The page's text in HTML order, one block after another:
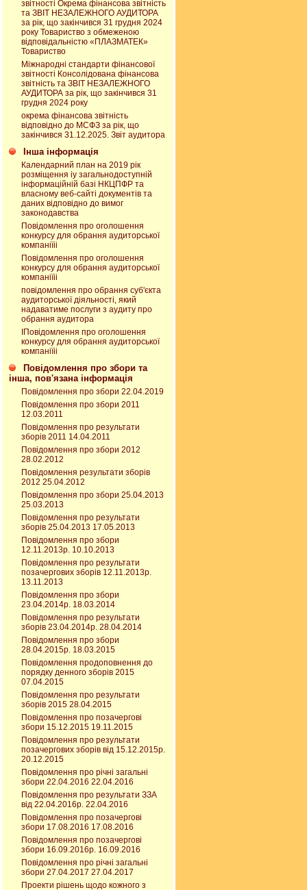
звітності Окрема фінансова звітність
та ЗВІТ НЕЗАЛЕЖНОГО АУДИТОРА
за рік, що закінчився 31 грудня 2024
року Товариство з обмеженою
відповідальністю «ПЛАЗМАТЕК»
Товариство
Міжнародні стандарти фінансової
звітності Консолідована фінансова
звітність та ЗВІТ НЕЗАЛЕЖНОГО
АУДИТОРА за рік, що закінчився 31
грудня 2024 року
окрема фінансова звітність
відповідно до МСФЗ за рік, що
закінчився 31.12.2025. Звіт аудитора
Інша інформація
Календарний план на 2019 рік
розміщення іу загальнодоступній
інформаційній базі НКЦПФР та
власному веб-сайті документів та
даних відповідно до вимог
законодавства
Повідомлення про оголошення
конкурсу для обрання аудиторської
компаніїіі
Повідомлення про оголошення
конкурсу для обрання аудиторської
компаніїіі
повідомлення про обрання суб'єкта
аудиторської діяльності, який
надаватиме послуги з аудиту про
обрання аудитора
ІПовідомлення про оголошення
конкурсу для обрання аудиторської
компаніїіі
Повідомлення про збори та
інша, пов'язана інформація
Повідомлення про збори 22.04.2019
Повідомлення про збори 2011
12.03.2011
Повідомлення про результати
зборів 2011 14.04.2011
Повідомлення про збори 2012
28.02.2012
Повідомлення результати зборів
2012 25.04.2012
Повідомлення про збори 25.04.2013
25.03.2013
Повідомлення про результати
зборів 25.04.2013 17.05.2013
Повідомлення про збори
12.11.2013р. 10.10.2013
Повідомлення про результати
позачергових зборів 12.11.2013р.
13.11.2013
Повідомлення про збори
23.04.2014р. 18.03.2014
Повідомлення про результати
зборів 23.04.2014р. 28.04.2014
Повідомлення про збори
28.04.2015р. 18.03.2015
Повідомлення продоповнення до
порядку денного зборів 2015
07.04.2015
Повідомлення про результати
зборів 2015 28.04.2015
Повідомлення про позачергові
збори 15.12.2015 19.11.2015
Повідомлення про результати
позачергових зборів від 15.12.2015р.
20.12.2015
Повідомлення про річні загальні
збори 22.04.2016 22.04.2016
Повідомлення про результати ЗЗА
від 22.04.2016р. 22.04.2016
Повідомлення про позачергові
збори 17.08.2016 17.08.2016
Повідомлення про позачергові
збори 16.09.2016р. 16.09.2016
Повідомлення про річні загальні
збори 27.04.2017 27.04.2017
Проекти рішень щодо кожного з